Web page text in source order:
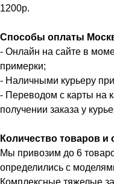
1200р.
Способы оплаты
- Онлайн на сайте в
примерки;
- Наличными курьеру
- Переводом с карты на
получении заказа у
Количество товаров и
Мы привозим до 6
определились с